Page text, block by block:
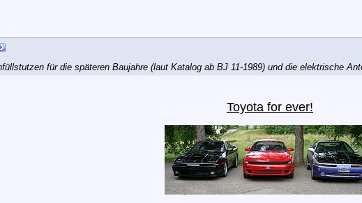
für die späteren Baujahre (laut Katalog ab BJ 11-1989) und die elektrische
Toyota for ever!